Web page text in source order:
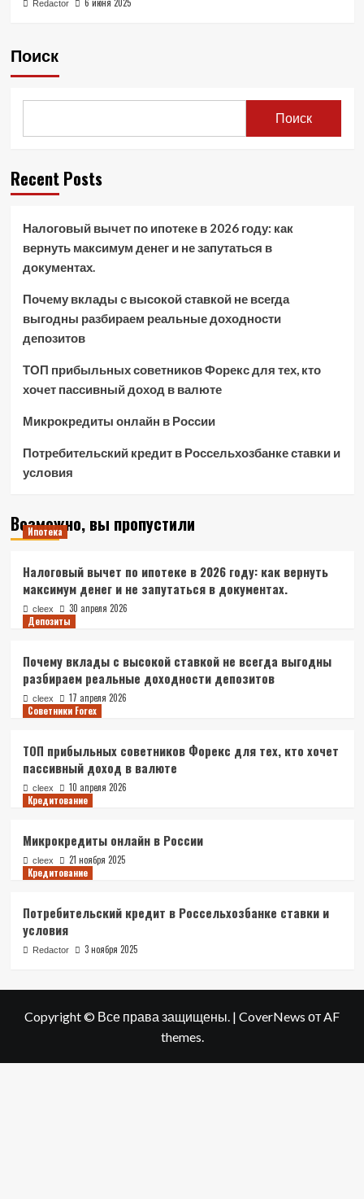
Redactor
Поиск
Поиск
Recent Posts
Налоговый вычет по ипотеке в 2026 году: как
вернуть максимум денег и не запутаться в
документах.
Почему вклады с высокой ставкой не всегда
выгодны разбираем реальные доходности
депозитов
ТОП прибыльных советников Форекс для тех, кто
хочет пассивный доход в валюте
Микрокредиты онлайн в России
Потребительский кредит в Россельхозбанке ставки и
условия
Возможно, вы пропустили
Ипотека
Налоговый вычет по ипотеке в 2026 году: как вернуть
максимум денег и не запутаться в документах.
cleex
30 апреля 2026
Депозиты
Почему вклады с высокой ставкой не всегда выгодны
разбираем реальные доходности депозитов
cleex
17 апреля 2026
Советники Forex
ТОП прибыльных советников Форекс для тех, кто хочет
пассивный доход в валюте
cleex
10 апреля 2026
Кредитование
Микрокредиты онлайн в России
cleex
21 ноября 2025
Кредитование
Потребительский кредит в Россельхозбанке ставки и
условия
Redactor 3 ноября 2025
Copyright © Все права защищены. | CoverNews от AF
themes.